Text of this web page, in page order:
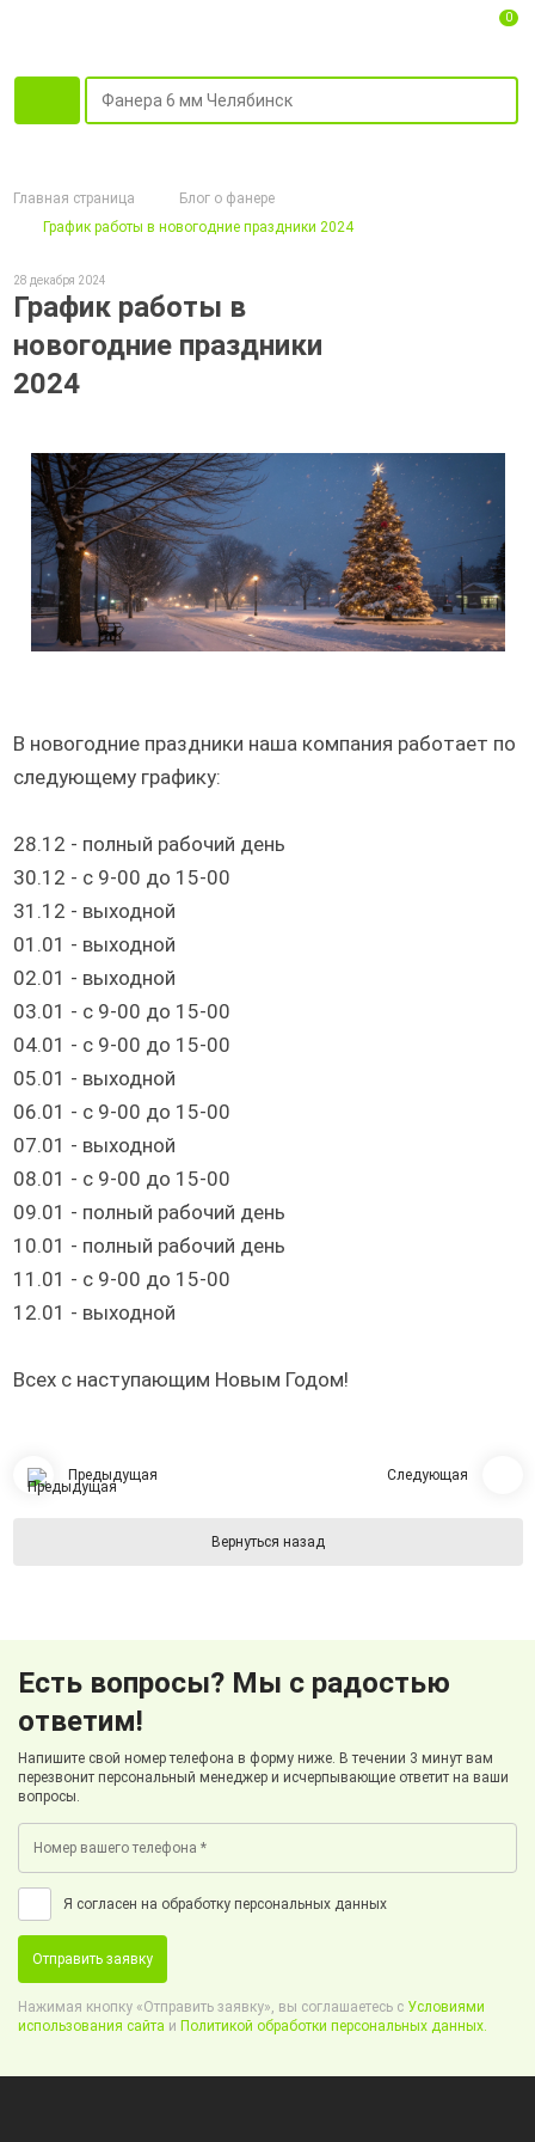
0
Главная страница
Блог о фанере
График работы в новогодние праздники 2024
28 декабря 2024
График работы в
новогодние праздники
2024
В новогодние праздники наша компания работает по
следующему графику:
28.12 - полный рабочий день
30.12 - с 9-00 до 15-00
31.12 - выходной
01.01 - выходной
02.01 - выходной
03.01 - с 9-00 до 15-00
04.01 - с 9-00 до 15-00
05.01 - выходной
06.01 - с 9-00 до 15-00
07.01 - выходной
08.01 - с 9-00 до 15-00
09.01 - полный рабочий день
10.01 - полный рабочий день
11.01 - с 9-00 до 15-00
12.01 - выходной
Всех с наступающим Новым Годом!
Предыдущая Следующая
Вернуться назад
Есть вопросы? Мы с радостью
ответим!
Напишите свой номер телефона в форму ниже. В течении 3 минут вам
перезвонит персональный менеджер и исчерпывающие ответит на ваши
вопросы.
Я согласен на обработку персональных данных
Отправить заявку
Нажимая кнопку «Отправить заявку», вы соглашаетесь с Условиями
использования сайта и Политикой обработки персональных данных.